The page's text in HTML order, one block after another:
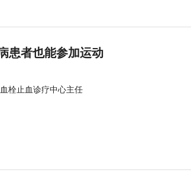
患者也能参加运动
栓止血诊疗中心主任